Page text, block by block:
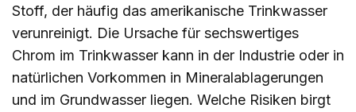
Stoff, der häufig das amerikanische Trinkwasser
verunreinigt. Die Ursache für sechswertiges
Chrom im Trinkwasser kann in der Industrie oder in
natürlichen Vorkommen in Mineralablagerungen
und im Grundwasser liegen. Welche Risiken birgt